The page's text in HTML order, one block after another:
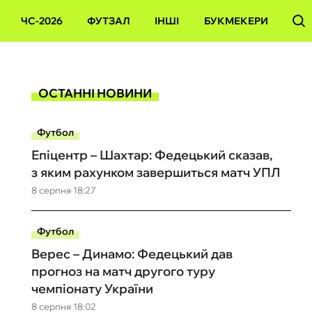
ЧС-2026 ФУТЗАЛ ІНШІ БУКМЕКЕРИ
ОСТАННІ НОВИНИ
Футбол
8 серпня 18:27
Епіцентр – Шахтар: Федецький сказав,
з яким рахунком завершиться матч УПЛ
Футбол
8 серпня 18:02
Верес – Динамо: Федецький дав
прогноз на матч другого туру
чемпіонату України